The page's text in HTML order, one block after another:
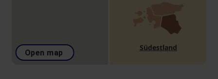
Open map
Südestland